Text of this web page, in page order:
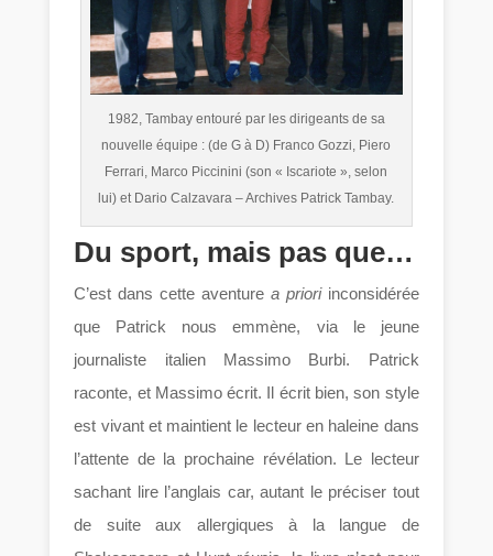
1982, Tambay entouré par les dirigeants de sa
nouvelle équipe : (de G à D) Franco Gozzi, Piero
Ferrari, Marco Piccinini (son « Iscariote », selon
lui) et Dario Calzavara – Archives Patrick Tambay.
Du sport, mais pas que…
C’est dans cette aventure a prioriinconsidérée
que Patrick nous emmène, via le jeune
journaliste italien Massimo Burbi. Patrick
raconte, et Massimo écrit. Il écrit bien, son style
est vivant et maintient le lecteur en haleine dans
l’attente de la prochaine révélation. Le lecteur
sachant lire l’anglais car, autant le préciser tout
de suite aux allergiques à la langue de